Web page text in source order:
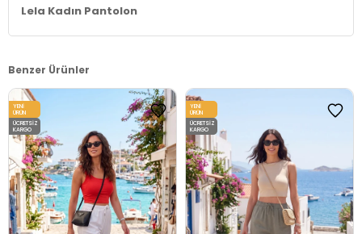
Lela Kadın Pantolon
Benzer Ürünler
YENI
ÜRÜN
ÜCRETSIZ
KARGO
YENI
ÜRÜN
ÜCRETSIZ
KARGO